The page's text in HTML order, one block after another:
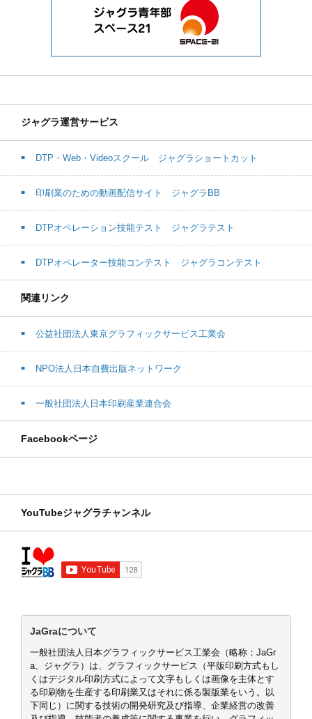
ジャグラ運営サービス
DTP・Web・Videoスクール ジャグラショートカット
印刷業のための動画配信サイト ジャグラBB
DTPオペレーション技能テスト ジャグラテスト
DTPオペレーター技能コンテスト ジャグラコンテスト
関連リンク
公益社団法人東京グラフィックサービス工業会
NPO法人日本自費出版ネットワーク
一般社団法人日本印刷産業連合会
Facebookページ
YouTubeジャグラチャンネル
JaGraについて
一般社団法人日本グラフィックサービス工業会（略称：JaGr
a、ジャグラ）は、グラフィックサービス（平版印刷方式もし
くはデジタル印刷方式によって文字もしくは画像を主体とす
る印刷物を生産する印刷業又はそれに係る製版業をいう。以
下同じ）に関する技術の開発研究及び指導、企業経営の改善